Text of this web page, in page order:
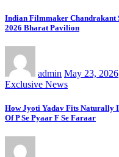
Indian Filmmaker Chandrakant
2026 Bharat Pavilion
admin May 23, 2026
Exclusive News
How Jyoti Yadav Fits Naturally
Of P Se Pyaar F Se Faraar